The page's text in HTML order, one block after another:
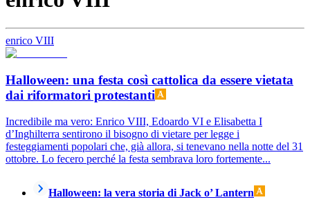
enrico VIII
Halloween: una festa così cattolica da essere vietata
dai riformatori protestanti
Incredibile ma vero: Enrico VIII, Edoardo VI e Elisabetta I
d’Inghilterra sentirono il bisogno di vietare per legge i
festeggiamenti popolari che, già allora, si tenevano nella notte del 31
ottobre. Lo fecero perché la festa sembrava loro fortemente...
Halloween: la vera storia di Jack o’ Lantern